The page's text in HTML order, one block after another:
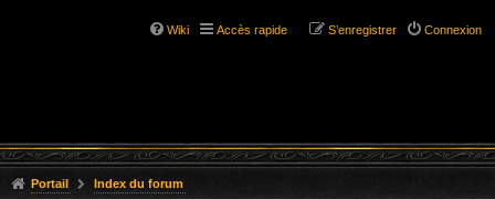
Wiki Accès rapide Connexion
S’enregistrer
Portail Index du forum